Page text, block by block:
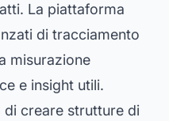
La piattaforma
di tracciamento
misurazione
e insight utili.
di creare strutture di